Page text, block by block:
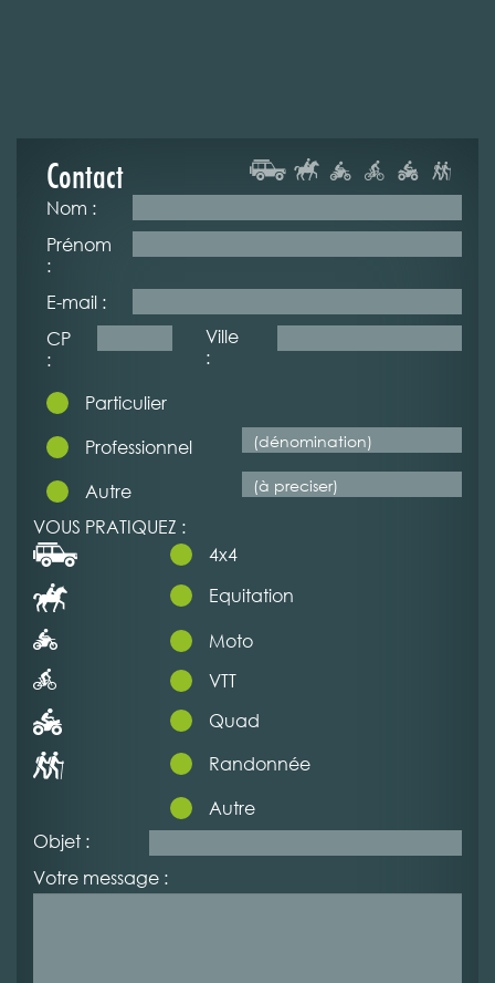
Contact
Nom :
Prénom
:
E-mail :
CP
:
Ville
:
Particulier
Professionnel
Autre
VOUS PRATIQUEZ :
4x4
Equitation
Moto
VTT
Quad
Randonnée
Autre
Objet :
Votre message :